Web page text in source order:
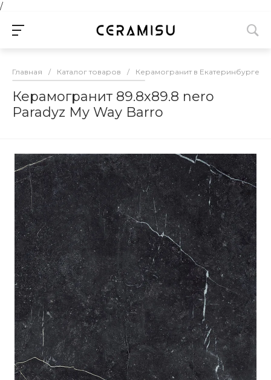
/
Главная / Каталог товаров / Керамогранит в Екатеринбурге
Керамогранит 89.8х89.8 nero
Paradyz My Way Barro